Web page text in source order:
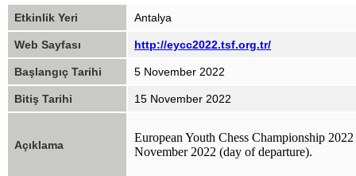
Etkinlik Yeri Antalya
Web Sayfası http://eycc2022.tsf.org.tr/
Başlangıç Tarihi 5 November 2022
Bitiş Tarihi 15 November 2022
Açıklama
European Youth Chess Championship
November 2022 (day of departure).